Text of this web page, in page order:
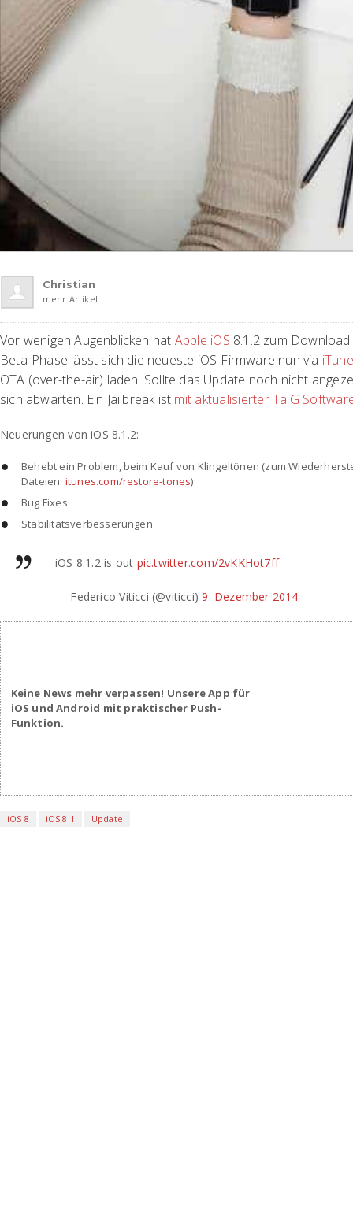
Christian
mehr Artikel
Vor wenigen Augenblicken hat Apple iOS 8.1.2 zum
Beta-Phase lässt sich die neueste iOS-Firmware nun via
OTA (over-the-air) laden. Sollte das Update noch nicht
sich abwarten. Ein Jailbreak ist mit aktualisierter TaiG
Neuerungen von iOS 8.1.2:
Behebt ein Problem, beim Kauf von Klingeltönen (zum
Dateien: itunes.com/restore-tones)
Bug Fixes
Stabilitätsverbesserungen
iOS 8.1.2 is out pic.twitter.com/2vKKHot7ff
— Federico Viticci (@viticci)9. Dezember 2014
Keine News mehr verpassen! Unsere App für
iOS und Android mit praktischer Push-
Funktion.
iOS 8 iOS 8.1 Update